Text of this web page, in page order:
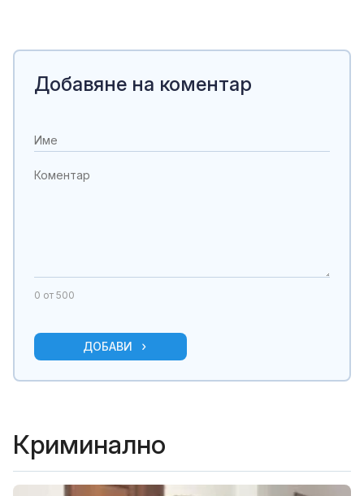
Добавяне на коментар
0 от 500
ДОБАВИ
Криминално